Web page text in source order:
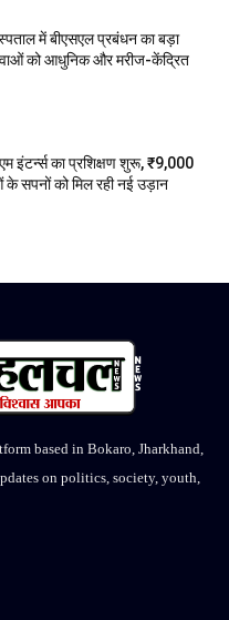
में बीएसएल प्रबंधन का बड़ा
को आधुनिक और मरीज-केंद्रित
इंटर्न्स का प्रशिक्षण शुरू, ₹9,000
सपनों को मिल रही नई उड़ान
based in Bokaro, Jharkhand,
on politics, society, youth,